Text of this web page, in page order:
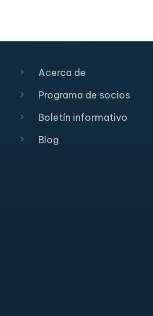
Acerca de
Programa de socios
Boletín informativo
Blog